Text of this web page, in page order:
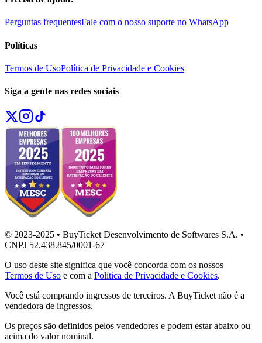
Perguntas frequentesFale com o nosso suporte no WhatsApp
Políticas
Termos de UsoPolítica de Privacidade e Cookies
Siga a gente nas redes sociais
© 2023-2025 • BuyTicket Desenvolvimento de Softwares S.A. •
CNPJ 52.438.845/0001-67
O uso deste site significa que você concorda com os nossos
Termos de Uso e com a Política de Privacidade e Cookies.
Você está comprando ingressos de terceiros. A BuyTicket não é a
vendedora de ingressos.
Os preços são definidos pelos vendedores e podem estar abaixo ou
acima do valor nominal.